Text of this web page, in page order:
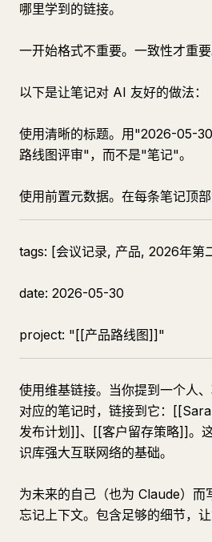
哪里学到的链接。
一开始格式不重要。一致性才重要
以下是让笔记对 AI 友好的做法：
使用清晰的标题。用"2026-05-
路线图评审"，而不是"笔记"。
使用前置元数据。在每条笔记顶部
tags: [会议记录, 产品, 2026年第
date: 2026-05-30
project: "[[产品路线图]]"
使用维基链接。当你提到一个人
对应的笔记时，链接到它：
发布计划]]、[[客户留存策略]]。
识库强大互联网络的基础。
为未来的自己（也为 Claude）而
忘记上下文。包含足够的细节，让